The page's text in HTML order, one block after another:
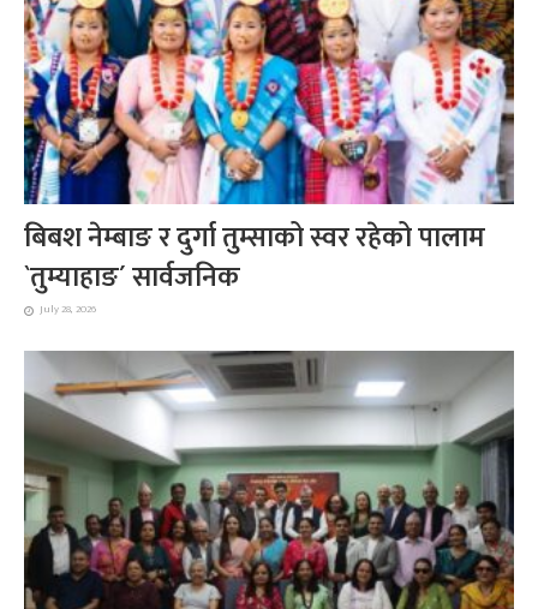
बिबश नेम्बाङ र दुर्गा तुम्साको स्वर रहेको पालाम
`तुम्याहाङ´ सार्वजनिक
July 28, 2026